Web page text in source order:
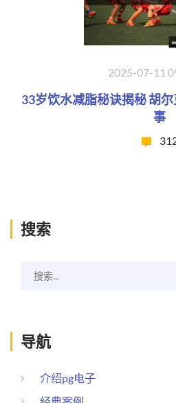
2025-07-11
33岁饮水减脂秘诀揭秘 胡
事
搜索
搜索...
导航
介绍pg电子